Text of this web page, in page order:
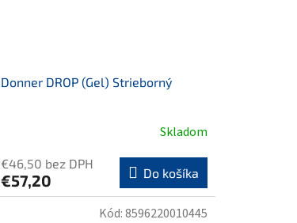
Donner DROP (Gel) Strieborný
Skladom
€46,50 bez DPH
€57,20 Do košíka
Kód:8596220010445